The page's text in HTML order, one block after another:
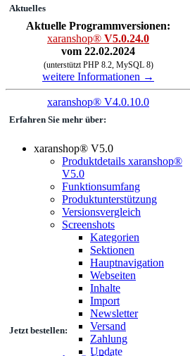
Aktuelles
Aktuelle Programmversionen:
xaranshop® V5.0.24.0
vom 22.02.2024
(unterstützt PHP 8.2, MySQL 8)
weitere Informationen →
xaranshop® V4.0.10.0
Erfahren Sie mehr über:
xaranshop® V5.0
Produktdetails xaranshop®
V5.0
Funktionsumfang
Produktunterstützung
Versionsvergleich
Screenshots
Kategorien
Sektionen
Hauptnavigation
Webseiten
Inhalte
Import
Newsletter
Versand
Zahlung
Update
Jetzt bestellen: